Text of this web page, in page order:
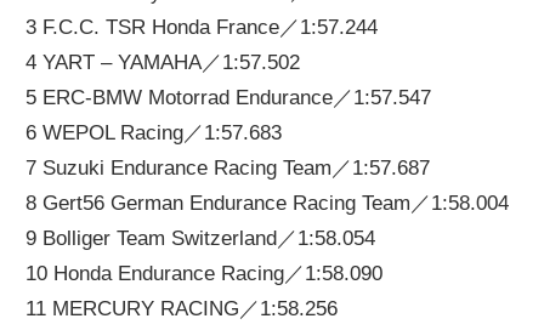
3 F.C.C. TSR Honda France／1:57.244
4 YART – YAMAHA／1:57.502
5 ERC-BMW Motorrad Endurance／1:57.547
6 WEPOL Racing／1:57.683
7 Suzuki Endurance Racing Team／1:57.687
8 Gert56 German Endurance Racing Team／1:58.004
9 Bolliger Team Switzerland／1:58.054
10 Honda Endurance Racing／1:58.090
11 MERCURY RACING／1:58.256